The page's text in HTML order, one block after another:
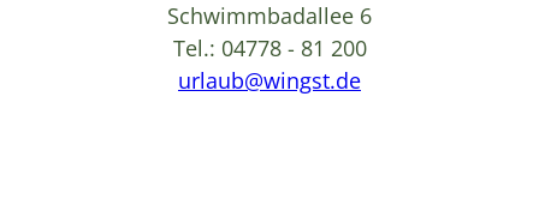
Schwimmbadallee 6
Tel.: 04778 - 81 200
urlaub@wingst.de